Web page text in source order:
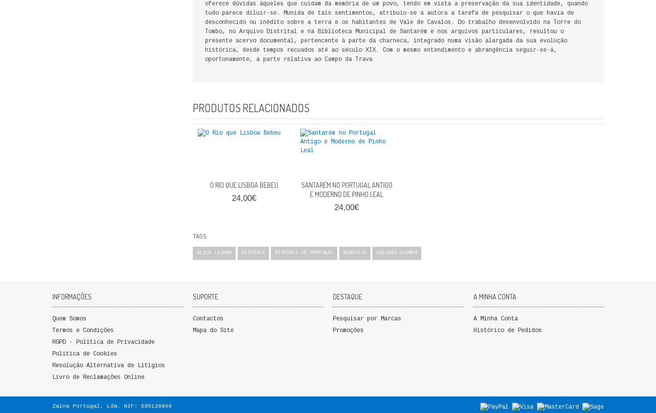
oferece dúvidas àqueles que cuidam da memória de um povo, tendo em vista a preservação da sua identidade, quando
tudo parece diluir-se. Munida de tais sentimentos, atribuiu-se a autora a tarefa de pesquisar o que havia de
desconhecido ou inédito sobre a terra e os habitantes de Vale de Cavalos. Do trabalho desenvolvido na Torre do
Tombo, no Arquivo Distrital e na Biblioteca Municipal de Santarém e nos arquivos particulares, resultou o
presente acervo documental, pertencente à parte da charneca, integrado numa visão alargada da sua evolução
histórica, desde tempos recuados até ao século XIX. Com o mesmo entendimento e abrangência seguir-se-á,
oportunamente, a parte relativa ao Campo da Trava
PRODUTOS RELACIONADOS
O RIO QUE LISBOA BEBEU
24,00€
SANTARÉM NO PORTUGAL ANTIGO
E MODERNO DE PINHO LEAL
24,00€
TAGS:
ALICE LÁZARO HISTÓRIA HISTÓRIA DE PORTUGAL RIBATEJO EDIÇÕES COSMOS
INFORMAÇÕES
Quem Somos
Termos e Condições
RGPD - Política de Privacidade
Política de Cookies
Resolução Alternativa de Litígios
Livro de Reclamações Online
SUPORTE
Contactos
Mapa do Site
DESTAQUE
Pesquisar por Marcas
Promoções
A MINHA CONTA
A Minha Conta
Histórico de Pedidos
Zaina Portugal, Lda. NIF: 505128969